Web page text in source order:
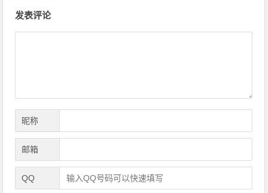
发表评论
昵称
邮箱
QQ